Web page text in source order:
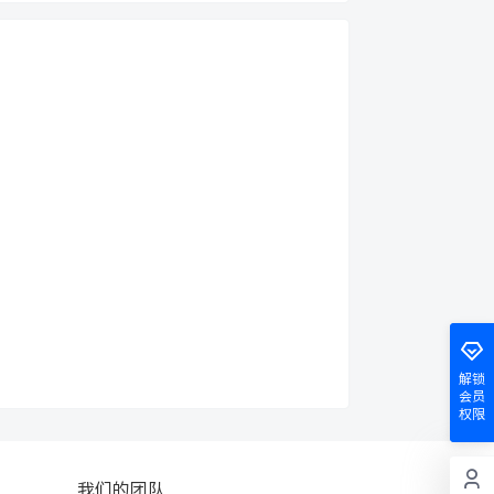
解锁
会员
权限
我们的团队